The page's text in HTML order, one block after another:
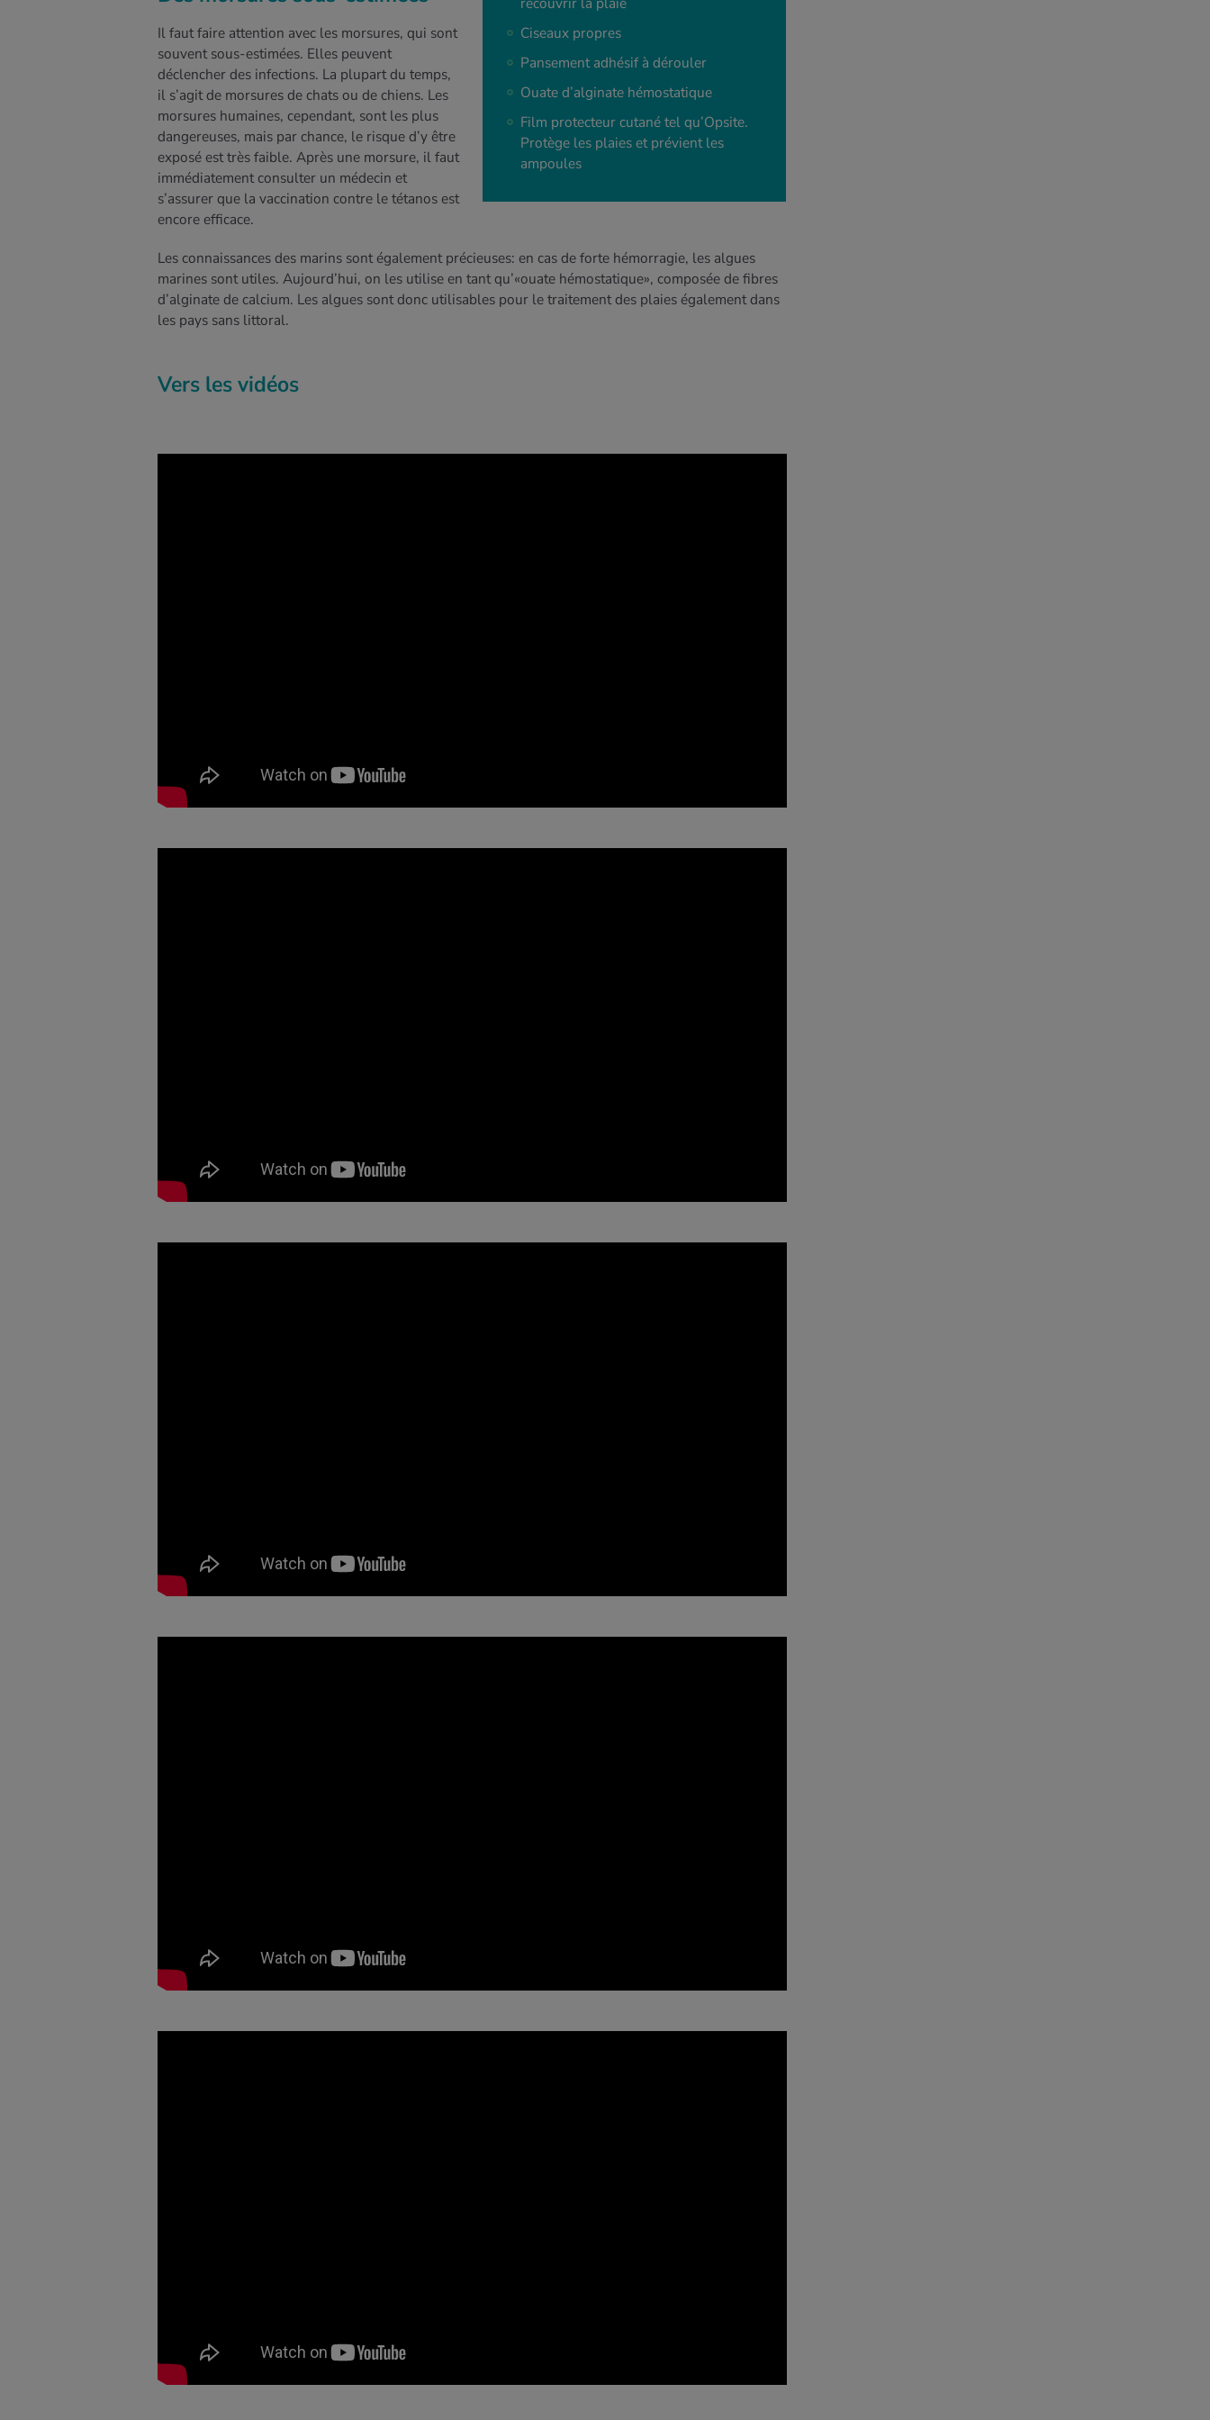
Ciseaux propres
Pansement adhésif à dérouler
Ouate d’alginate hémostatique
Film protecteur cutané tel qu’Opsite.
Protège les plaies et prévient les
ampoules
Il faut faire attention avec les morsures, qui sont
souvent sous-estimées. Elles peuvent
déclencher des infections. La plupart du temps,
il s’agit de morsures de chats ou de chiens. Les
morsures humaines, cependant, sont les plus
dangereuses, mais par chance, le risque d’y être
exposé est très faible. Après une morsure, il faut
immédiatement consulter un médecin et
s’assurer que la vaccination contre le tétanos est
encore efficace.
Les connaissances des marins sont également précieuses: en cas de forte hémorragie, les algues
marines sont utiles. Aujourd’hui, on les utilise en tant qu’«ouate hémostatique», composée de fibres
d’alginate de calcium. Les algues sont donc utilisables pour le traitement des plaies également dans
les pays sans littoral.
Vers les vidéos